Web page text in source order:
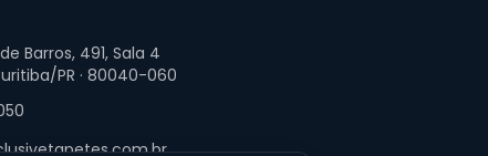
Barros, 491, Sala 4
PR · 80040-060